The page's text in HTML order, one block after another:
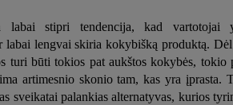
labai stipri tendencija, kad vartotojai
labai lengvai skiria kokybišką produktą.
turi būti tokios pat aukštos kokybės, tokio
artimesnio skonio tam, kas yra įprasta.
sveikatai palankias alternatyvas, kurios
informaciją apie duomenų saugojimo
bet kada atšaukti sutikimą, galite rasti
arba paspaudus čia.